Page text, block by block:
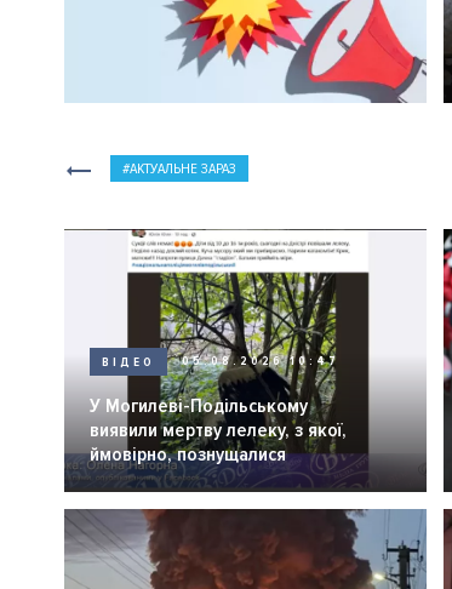
АКТУАЛЬНЕ ЗАРАЗ
ВІДЕО 05.08.2026 10:47
У Могилеві-Подільському
виявили мертву лелеку, з якої,
ймовірно, познущалися